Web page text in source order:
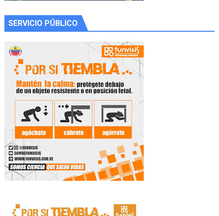
SERVICIO PÚBLICO